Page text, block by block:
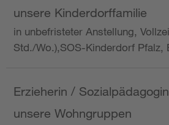
unsere Kinderdorffamilie
in unbefristeter Anstellung,
Std./Wo.),SOS-Kinderdorf Pfalz,
Erzieherin /
unsere Wohngruppen